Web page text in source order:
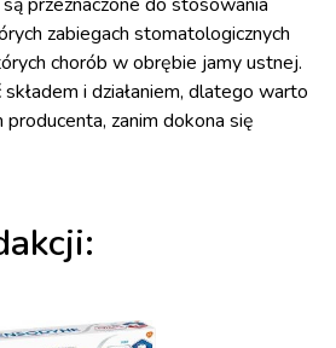
zabiegach stomatologicznych
chorób w obrębie jamy ustnej.
i działaniem, dlatego warto
zanim dokona się